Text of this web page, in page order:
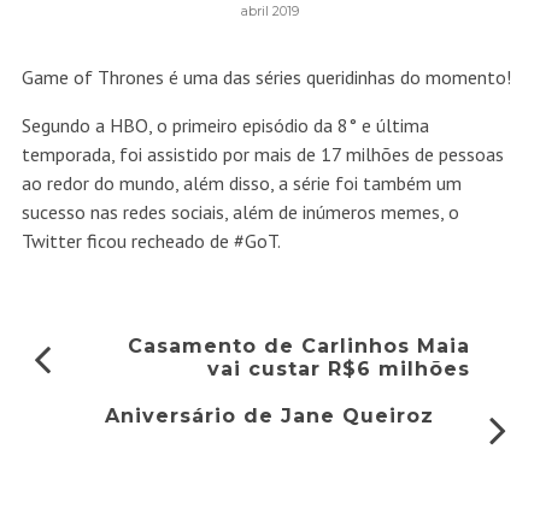
abril 2019
Game of Thrones é uma das séries queridinhas do momento!
Segundo a HBO, o primeiro episódio da 8° e última
temporada, foi assistido por mais de 17 milhões de pessoas
ao redor do mundo, além disso, a série foi também um
sucesso nas redes sociais, além de inúmeros memes, o
Twitter ficou recheado de #GoT.
Casamento de Carlinhos Maia
vai custar R$6 milhões
Aniversário de Jane Queiroz